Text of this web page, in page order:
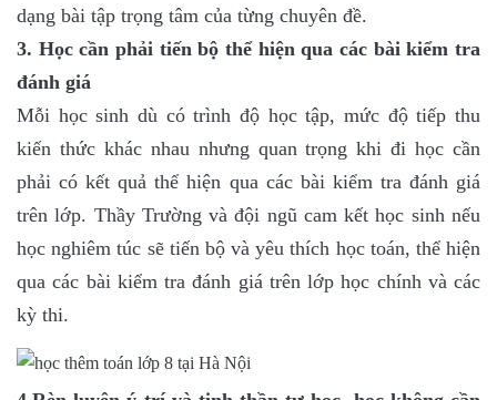
dạng bài tập trọng tâm của từng chuyên đề.
3. Học cần phải tiến bộ thể hiện qua các bài kiểm tra
đánh giá
Mỗi học sinh dù có trình độ học tập, mức độ tiếp thu
kiến thức khác nhau nhưng quan trọng khi đi học cần
phải có kết quả thể hiện qua các bài kiểm tra đánh giá
trên lớp. Thầy Trường và đội ngũ cam kết học sinh nếu
học nghiêm túc sẽ tiến bộ và yêu thích học toán, thể hiện
qua các bài kiểm tra đánh giá trên lớp học chính và các
kỳ thi.